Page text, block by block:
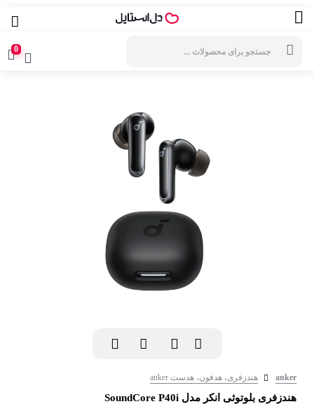
0
anker هندزفری، هدفون، هدست anker
هندزفری بلوتوثی انکر مدل SoundCore P40i